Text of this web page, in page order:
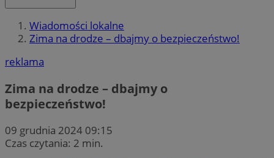
Wiadomości lokalne
Zima na drodze – dbajmy o bezpieczeństwo!
reklama
Zima na drodze – dbajmy o
bezpieczeństwo!
09 grudnia 2024 09:15
Czas czytania: 2 min.